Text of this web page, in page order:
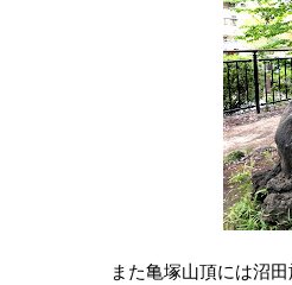
また亀塚山頂には沼